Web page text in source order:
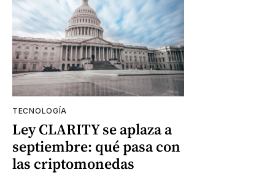
TECNOLOGÍA
Ley CLARITY se aplaza a
septiembre: qué pasa con
las criptomonedas